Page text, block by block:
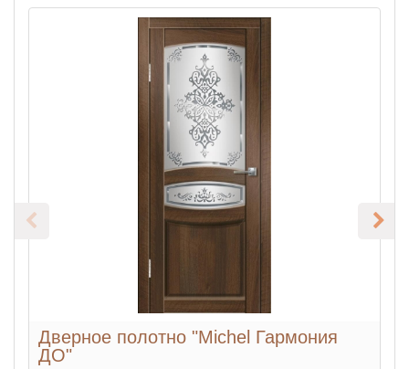
Дверное полотно "Michel Гармония
ДО"